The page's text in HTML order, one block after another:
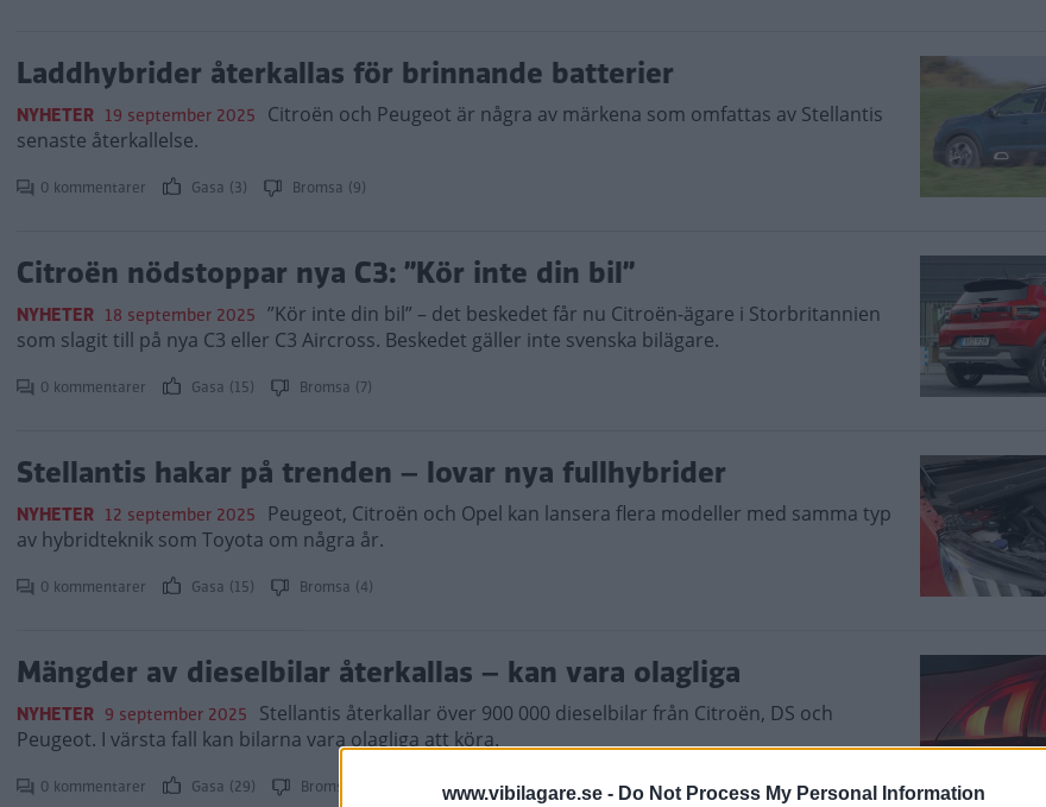
www.vibilagare.se - Do Not Process My Personal Information
Laddhybrider återkallas för brinnande batterier
NYHETER 19 september 2025 Citroën och Peugeot är några av märkena som omfattas av Stellantis
senaste återkallelse.
0 kommentarer Gasa (3) Bromsa (9)
Citroën nödstoppar nya C3: ”Kör inte din bil”
NYHETER 18 september 2025 ”Kör inte din bil” – det beskedet får nu Citroën-ägare i Storbritannien
som slagit till på nya C3 eller C3 Aircross. Beskedet gäller inte svenska bilägare.
0 kommentarer Gasa (15) Bromsa (7)
Stellantis hakar på trenden – lovar nya fullhybrider
NYHETER 12 september 2025 Peugeot, Citroën och Opel kan lansera flera modeller med samma typ
av hybridteknik som Toyota om några år.
0 kommentarer Gasa (15) Bromsa (4)
Mängder av dieselbilar återkallas – kan vara olagliga
NYHETER 9 september 2025 Stellantis återkallar över 900 000 dieselbilar från Citroën, DS och
Peugeot. I värsta fall kan bilarna vara olagliga att köra.
0 kommentarer Gasa (29) Bromsa (19)